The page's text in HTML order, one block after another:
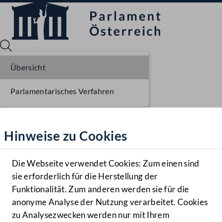
Hilfe
Benutzer
Navigationsmenü öffnen
MENÜ
Hinweise zu Cookies
Die Webseite verwendet Cookies: Zum einen sind
sie erforderlich für die Herstellung der
Funktionalität. Zum anderen werden sie für die
anonyme Analyse der Nutzung verarbeitet. Cookies
zu Analysezwecken werden nur mit Ihrem
Übersicht
Parlamentarisches Verfahren